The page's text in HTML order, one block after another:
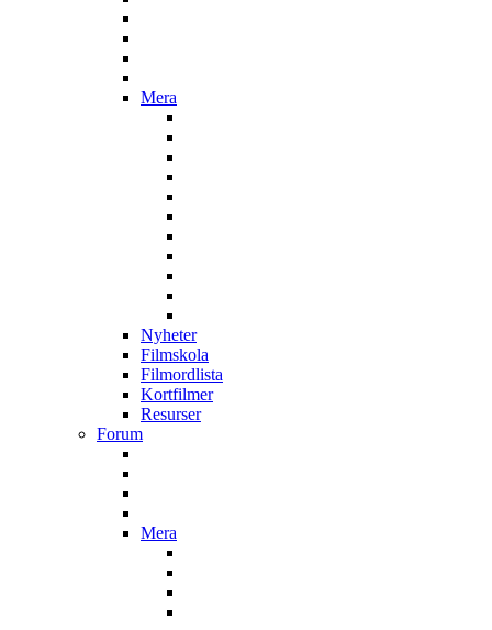
Mera
Nyheter
Filmskola
Filmordlista
Kortfilmer
Resurser
Forum
Mera